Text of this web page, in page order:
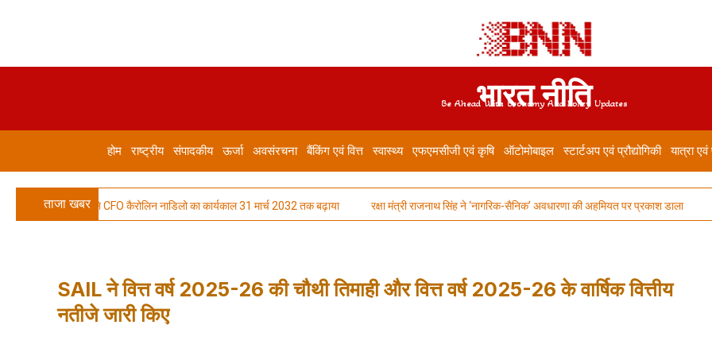
भारत नीति
Be Ahead With Economy And Policy Updates
होम राष्ट्रीय संपादकीय ऊर्जा अवसंरचना बैंकिंग एवं वित्त स्वास्थ्य एफएमसीजी एवं कृषि ऑटोमोबाइल स्टार्टअप एवं प्रौद्योगिकी यात्रा एवं
ताजा खबर
ने CFO कैरोलिन नाडिलो का कार्यकाल 31 मार्च 2032 तक बढ़ाया रक्षा मंत्री राजनाथ सिंह ने ‘नागरिक-सैनिक’ अवधारणा की अहमियत पर प्रकाश डाला
SAIL ने वित्त वर्ष 2025-26 की चौथी तिमाही और वित्त वर्ष 2025-26 के वार्षिक वित्तीय
नतीजे जारी किए